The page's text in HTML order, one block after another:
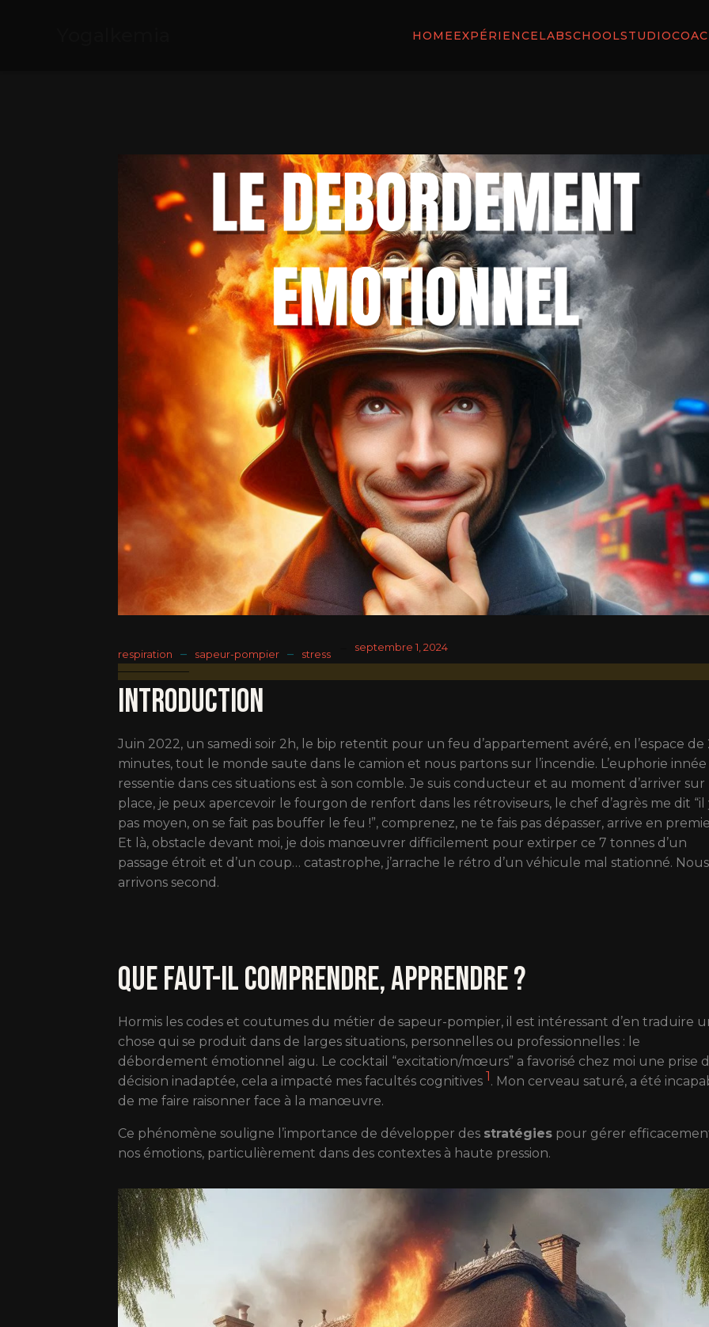
HOMEEXPÉRIENCELABSCHOOLSTUDIO
respiration – sapeur-pompier – stress
septembre 1, 2024
Introduction
Juin 2022, un samedi soir 2h, le bip retentit pour un feu d’appartement avéré, en l’espace de
minutes, tout le monde saute dans le camion et nous partons sur l’incendie. L’euphorie innée
ressentie dans ces situations est à son comble. Je suis conducteur et au moment d’arriver sur
place, je peux apercevoir le fourgon de renfort dans les rétroviseurs, le chef d’agrès me dit “il
pas moyen, on se fait pas bouffer le feu !”, comprenez, ne te fais pas dépasser, arrive en
Et là, obstacle devant moi, je dois manœuvrer difficilement pour extirper ce 7 tonnes d’un
passage étroit et d’un coup… catastrophe, j’arrache le rétro d’un véhicule mal stationné. Nous
arrivons second.
Que faut-il comprendre, apprendre ?
Hormis les codes et coutumes du métier de sapeur-pompier, il est intéressant d’en traduire
chose qui se produit dans de larges situations, personnelles ou professionnelles : le
débordement émotionnel aigu. Le cocktail “excitation/mœurs” a favorisé chez moi une prise
décision inadaptée, cela a impacté mes facultés cognitives 1 . Mon cerveau saturé, a été
de me faire raisonner face à la manœuvre.
Ce phénomène souligne l’importance de développer des stratégies pour gérer
nos émotions, particulièrement dans des contextes à haute pression.